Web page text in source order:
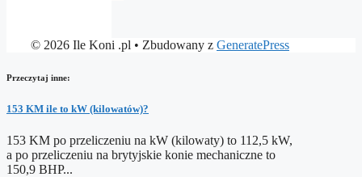
© 2026 Ile Koni .pl • Zbudowany z GeneratePress
Przeczytaj inne:
153 KM ile to kW (kilowatów)?
153 KM po przeliczeniu na kW (kilowaty) to 112,5 kW,
a po przeliczeniu na brytyjskie konie mechaniczne to
150,9 BHP...